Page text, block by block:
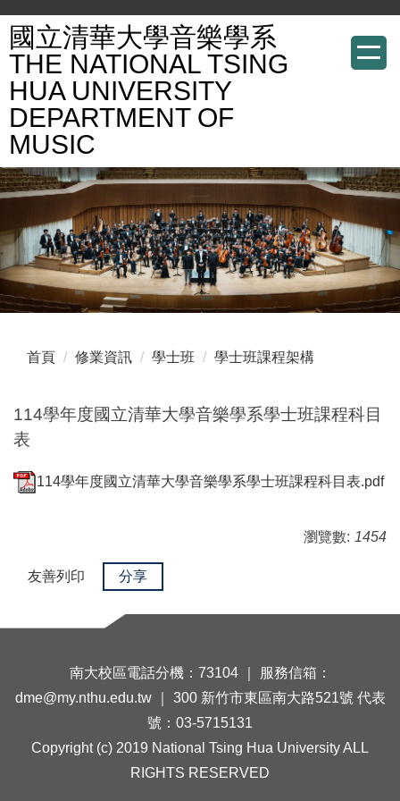
跳
到
主
要
內
容
區
國立清華大學音樂學系
THE NATIONAL TSING
HUA UNIVERSITY
DEPARTMENT OF
MUSIC
首頁 修業資訊 學士班 學士班課程架構
114學年度國立清華大學音樂學系學士班課程科目
表
114學年度國立清華大學音樂學系學士班課程科目表.pdf
瀏覽數: 1454
友善列印 分享
南大校區電話分機：73104 ｜ 服務信箱：
dme@my.nthu.edu.tw ｜ 300 新竹市東區南大路521號 代表
號：03-5715131
Copyright (c) 2019 National Tsing Hua University ALL
RIGHTS RESERVED